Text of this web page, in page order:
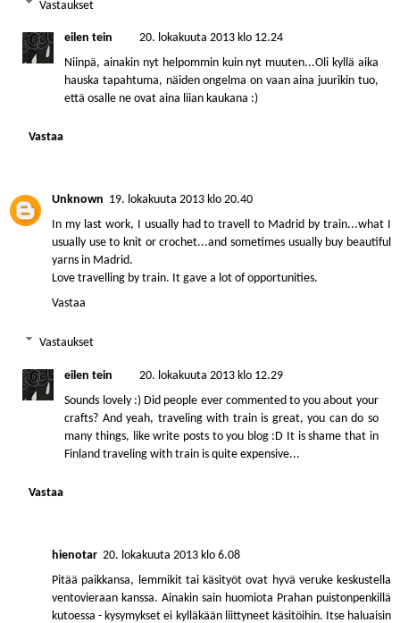
Vastaukset
eilen tein
20. lokakuuta 2013 klo 12.24
Niinpä, ainakin nyt helpommin kuin nyt muuten...Oli kyllä aika
hauska tapahtuma, näiden ongelma on vaan aina juurikin tuo,
että osalle ne ovat aina liian kaukana :)
Vastaa
Unknown 19. lokakuuta 2013 klo 20.40
In my last work, I usually had to travell to Madrid by train...what I
usually use to knit or crochet...and sometimes usually buy beautiful
yarns in Madrid.
Love travelling by train. It gave a lot of opportunities.
Vastaa
Vastaukset
eilen tein
20. lokakuuta 2013 klo 12.29
Sounds lovely :) Did people ever commented to you about your
crafts? And yeah, traveling with train is great, you can do so
many things, like write posts to you blog :D It is shame that in
Finland traveling with train is quite expensive...
Vastaa
hienotar 20. lokakuuta 2013 klo 6.08
Pitää paikkansa, lemmikit tai käsityöt ovat hyvä veruke keskustella
ventovieraan kanssa. Ainakin sain huomiota Prahan puistonpenkillä
kutoessa - kysymykset ei kylläkään liittyneet käsitöihin. Itse haluaisin